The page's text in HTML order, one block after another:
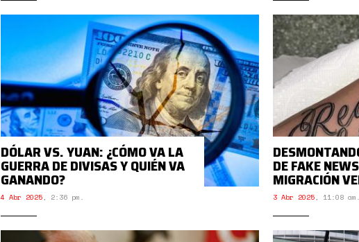
DÓLAR VS. YUAN: ¿CÓMO VA LA
GUERRA DE DIVISAS Y QUIÉN VA
GANANDO?
4 Abr 2025, 2:36 pm.
DE FAKE
MIGRACIÓN
3 Abr 2025, 11:08 am.